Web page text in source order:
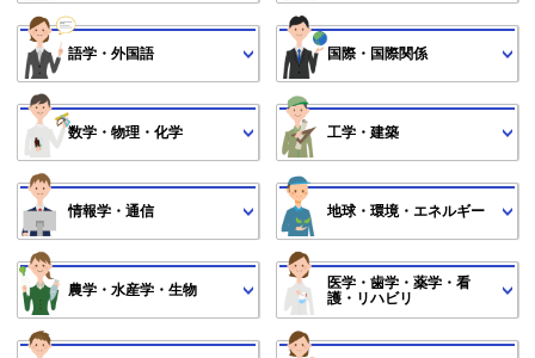
語学・外国語 国際・国際関係
数学・物理・化学 工学・建築
情報学・通信 地球・環境・エネルギー
農学・水産学・生物
医学・歯学・薬学・看
護・リハビリ